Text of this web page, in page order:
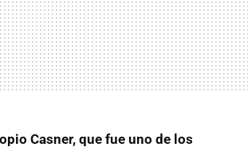
Casner, que fue uno de los